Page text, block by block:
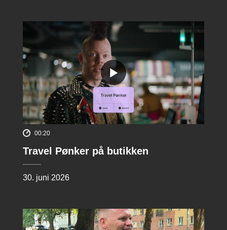
00:20
Travel Pønker på butikken
30. juni 2026